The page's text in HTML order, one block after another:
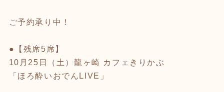
ご予約承り中！
●【残席5席】
10月25日（土）龍ヶ崎 カフェきりかぶ
「ほろ酔いおでんLIVE」